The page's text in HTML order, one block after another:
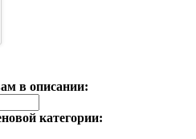
в описании:
категории: